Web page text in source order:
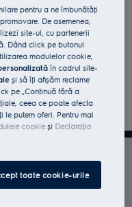
pentru a ne îmbunătăţi
De asemenea,
site-ul, cu partenerii
Dând click pe butonul
modulelor cookie,
în cadrul site-
și să îţi afișăm reclame
pe „Continuă fără a
ceea ce poate afecta
le putem oferi. Pentru mai
cookieși Declaraţia
toate cookie-urile